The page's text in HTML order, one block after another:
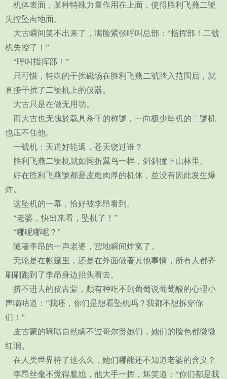
机体表面，某种特殊力量作用在上面，使得胜利飞燕二號
失控坠向地面。
大古瞬间笑不出来了，满脸紧张呼叫总部：“指挥部！二號
机失控了！”
“呼叫指挥部！”
只可惜，特殊的干扰磁场在胜利飞燕二號踏入范围后，就
直接干扰了二號机上的仪器。
大古只是在做无用功。
而大古也无愧於载具杀手的称號，一向极少坠机的二號机
也压不住他。
一號机：天道好轮迴，苍天饶过谁？
胜利飞燕二號机就如同折翼鸟一样，斜斜撞下山林里。
好在胜利飞燕號都是皮糙肉厚的机体，並没有因此发生爆
炸。
这坠机的一幕，恰好被李昂看到。
“老婆，快出来看，坠机了！”
“哪呢哪呢？”
隨著李昂的一声老婆，营地瞬间炸窝了。
无论是在帐篷里，还是在外面做著其他事情，所有人都齐
刷刷跑到了李昂身边抬头看去。
挤不进去的皮古蒙，颇有种吃不到葡萄说葡萄酸的心理小
声嘀咕道：“我呸，你们是想看坠机吗？我都不想拆穿你
们！”
皮古蒙的嘀咕自然瞒不过哥尔赞她们，她们的脸色都微微
红润。
在人类世界待了这么久，她们哪能还不知道老婆的含义？
李昂丝毫不觉得尷尬，他大手一挥，坏笑道：“你们都是我